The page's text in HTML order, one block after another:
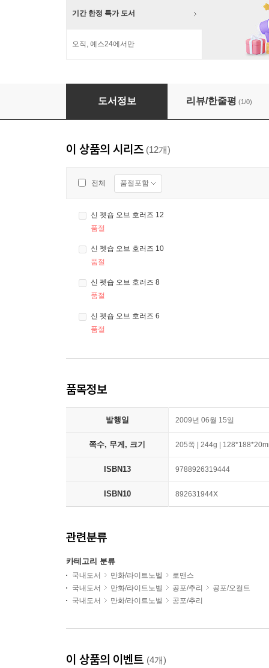
기간 한정 특가 도서
오직, 예스24에서만
신 펫숍 오브 호러즈 6
도서정보 리뷰/한줄평 (1/0)
이 상품의 시리즈 (12개)
전체 품절포함
신 펫숍 오브 호러즈 12
품절
신 펫숍 오브 호러즈 10
품절
신 펫숍 오브 호러즈 8
품절
신 펫숍 오브 호러즈 6
품절
품목정보
발행일 2009년 06월 15일
쪽수, 무게, 크기 205쪽 | 244g |
ISBN13 9788926319444
ISBN10 892631944X
관련분류
카테고리 분류
국내도서 만화/라이트노벨
로맨스
국내도서
만화/라이트노벨 공포/추리
공포/오컬트
국내도서
만화/라이트노벨 공포/추리
이 상품의 이벤트 (4개)